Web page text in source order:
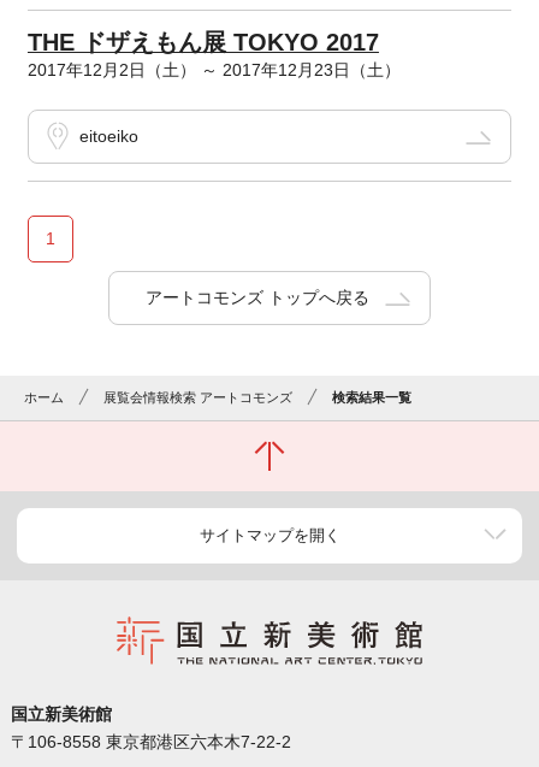
THE ドザえもん展 TOKYO 2017
2017年12月2日（土） ～ 2017年12月23日（土）
eitoeiko
1
アートコモンズ トップへ戻る
ホーム 展覧会情報検索 アートコモンズ 検索結果一覧
サイトマップを開く
国立新美術館
〒106-8558 東京都港区六本木7-22-2